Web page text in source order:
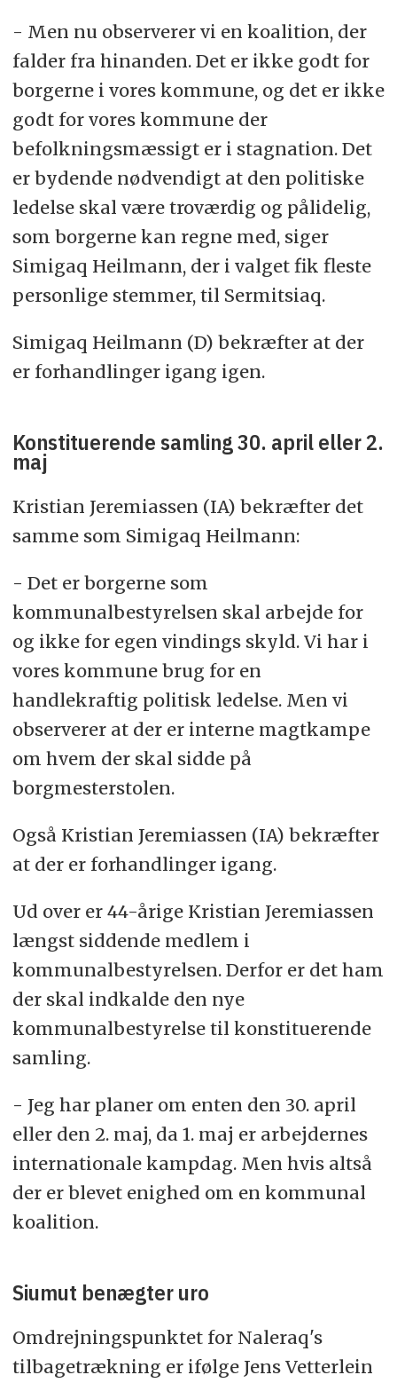
- Men nu observerer vi en koalition, der
falder fra hinanden. Det er ikke godt for
borgerne i vores kommune, og det er ikke
godt for vores kommune der
befolkningsmæssigt er i stagnation. Det
er bydende nødvendigt at den politiske
ledelse skal være troværdig og pålidelig,
som borgerne kan regne med, siger
Simigaq Heilmann, der i valget fik fleste
personlige stemmer, til Sermitsiaq.
Simigaq Heilmann (D) bekræfter at der
er forhandlinger igang igen.
Konstituerende samling 30. april eller 2.
maj
Kristian Jeremiassen (IA) bekræfter det
samme som Simigaq Heilmann:
- Det er borgerne som
kommunalbestyrelsen skal arbejde for
og ikke for egen vindings skyld. Vi har i
vores kommune brug for en
handlekraftig politisk ledelse. Men vi
observerer at der er interne magtkampe
om hvem der skal sidde på
borgmesterstolen.
Også Kristian Jeremiassen (IA) bekræfter
at der er forhandlinger igang.
Ud over er 44-årige Kristian Jeremiassen
længst siddende medlem i
kommunalbestyrelsen. Derfor er det ham
der skal indkalde den nye
kommunalbestyrelse til konstituerende
samling.
- Jeg har planer om enten den 30. april
eller den 2. maj, da 1. maj er arbejdernes
internationale kampdag. Men hvis altså
der er blevet enighed om en kommunal
koalition.
Siumut benægter uro
Omdrejningspunktet for Naleraq's
tilbagetrækning er ifølge Jens Vetterlein